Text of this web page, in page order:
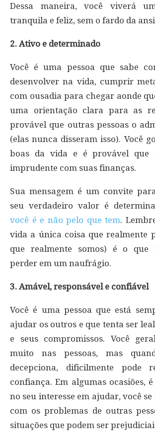
Dessa maneira, você viverá
tranquila e feliz, sem o fardo da
2. Ativo e determinado
Você é uma pessoa que sabe
desenvolver na vida, cumprir
com ousadia para chegar aonde
uma orientação clara para as
provável que outras pessoas o
(elas nunca disseram isso). Você
boas da vida e é provável que
imprudente com suas finanças.
Sua mensagem é um convite
seu verdadeiro valor é
você é e não pelo que tem.
vida a única coisa que realmente
que realmente somos) é o que
perder em um naufrágio.
3. Amável, responsável e confiável
Você é uma pessoa que está
ajudar os outros e que tenta ser
e seus compromissos. Você
muito nas pessoas, mas
decepciona, dificilmente pode
confiança. Em algumas ocasiões,
no seu interesse em ajudar, você
com os problemas de outras
situações que podem ser